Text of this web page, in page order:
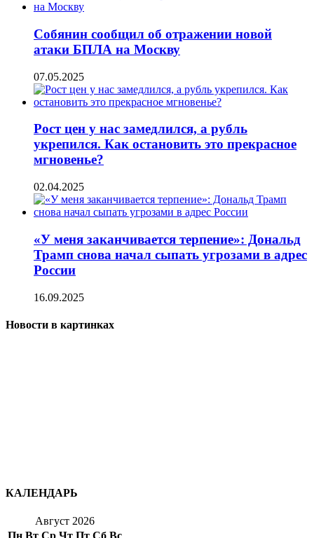
Собянин сообщил об отражении новой
атаки БПЛА на Москву
07.05.2025
Рост цен у нас замедлился, а рубль
укрепился. Как остановить это прекрасное
мгновенье?
02.04.2025
«У меня заканчивается терпение»: Дональд
Трамп снова начал сыпать угрозами в адрес
России
16.09.2025
Новости в картинках
КАЛЕНДАРЬ
Август 2026
Пн Вт Ср Чт Пт Сб Вс